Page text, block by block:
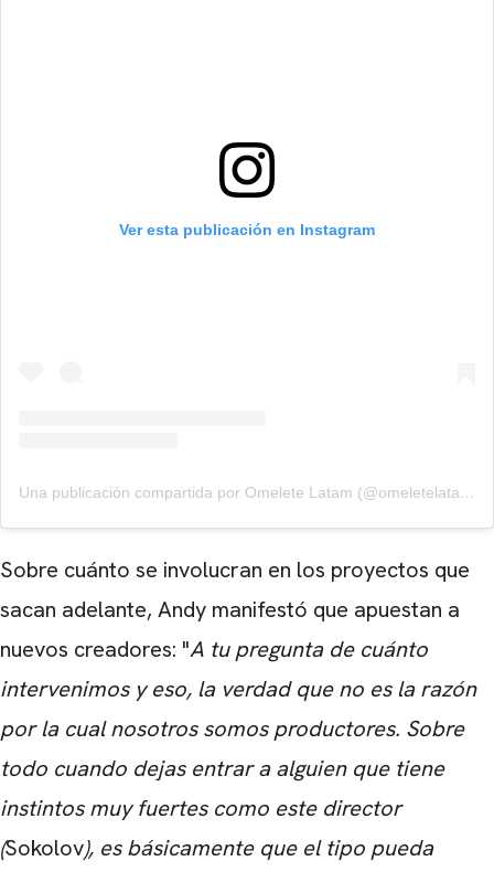
Ver esta publicación en Instagram
Una publicación compartida por Omelete Latam (@omeletelatam)
Sobre cuánto se involucran en los proyectos que
sacan adelante, Andy manifestó que apuestan a
nuevos creadores: "A tu pregunta de cuánto
intervenimos y eso, la verdad que no es la razón
por la cual nosotros somos productores. Sobre
todo cuando dejas entrar a alguien que tiene
instintos muy fuertes como este director
(Sokolov), es básicamente que el tipo pueda